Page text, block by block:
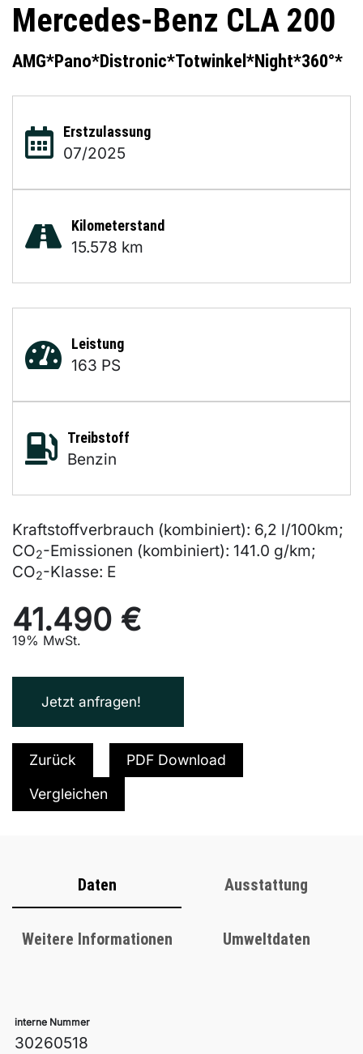
Mercedes-Benz CLA 200
AMG*Pano*Distronic*Totwinkel*Night*360°*
Erstzulassung
07/2025
Kilometerstand
15.578 km
Leistung
163 PS
Treibstoff
Benzin
Kraftstoffverbrauch (kombiniert): 6,2 l/100km;
CO2-Emissionen (kombiniert): 141.0 g/km;
CO2-Klasse: E
41.490 €
19% MwSt.
Jetzt anfragen!
Zurück
PDF Download
Vergleichen
Daten Ausstattung
Weitere Informationen Umweltdaten
interne Nummer
30260518